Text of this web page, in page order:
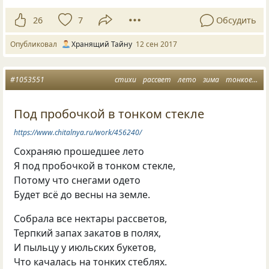
26 7 Обсудить
Опубликовал Хранящий Тайну 12 сен 2017
стихи рассвет лето зима тонкое стекло
#1053551
Под пробочкой в тонком стекле
https://www.chitalnya.ru/work/456240/
Сохраняю прошедшее лето
Я под пробочкой в тонком стекле,
Потому что снегами одето
Будет всё до весны на земле.
Собрала все нектары рассветов,
Терпкий запах закатов в полях,
И пыльцу у июльских букетов,
Что качалась на тонких стеблях.